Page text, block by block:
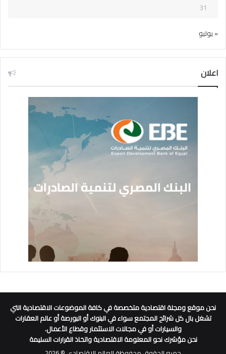
31
« يوليو
اعلان
نحن موقع ومجلة اقتصادية متخصصة في كافة الموضوعات الاقتصادية التي
تشغل بال كل شرائح المجتمع سواء في البنوك أو البورصة أو عالم العقارات
والسيارات أو في مجالات الاستثمار وقطاع الأعمال.
نحن مؤشرك نحو المعلومة الاقتصادية واتخاذ القرارات السليمة